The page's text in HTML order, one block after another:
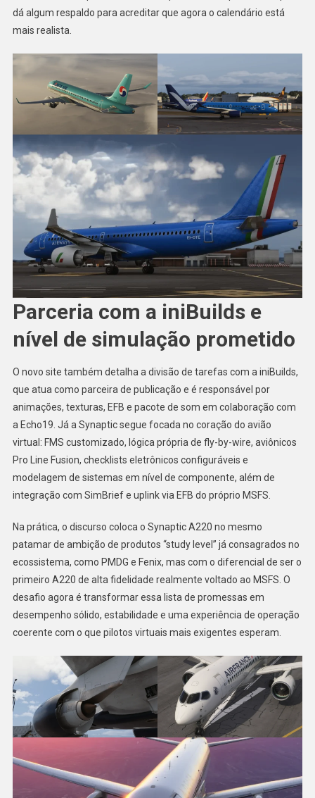
dá algum respaldo para acreditar que agora o calendário está
mais realista.
Parceria com a iniBuilds e
nível de simulação prometido
O novo site também detalha a divisão de tarefas com a iniBuilds,
que atua como parceira de publicação e é responsável por
animações, texturas, EFB e pacote de som em colaboração com
a Echo19. Já a Synaptic segue focada no coração do avião
virtual: FMS customizado, lógica própria de fly-by-wire, aviônicos
Pro Line Fusion, checklists eletrônicos configuráveis e
modelagem de sistemas em nível de componente, além de
integração com SimBrief e uplink via EFB do próprio MSFS.
Na prática, o discurso coloca o Synaptic A220 no mesmo
patamar de ambição de produtos “study level” já consagrados no
ecossistema, como PMDG e Fenix, mas com o diferencial de ser o
primeiro A220 de alta fidelidade realmente voltado ao MSFS. O
desafio agora é transformar essa lista de promessas em
desempenho sólido, estabilidade e uma experiência de operação
coerente com o que pilotos virtuais mais exigentes esperam.